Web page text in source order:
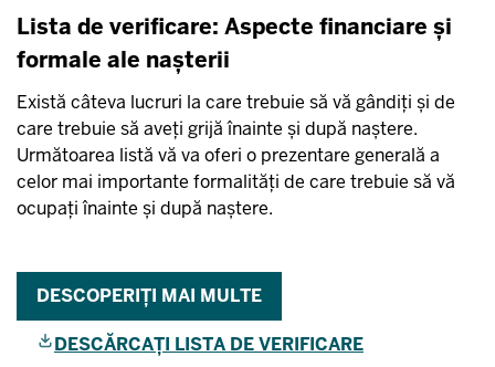
Lista de verificare: Aspecte financiare și
formale ale nașterii
Există câteva lucruri la care trebuie să vă gândiți și de
care trebuie să aveți grijă înainte și după naștere.
Următoarea listă vă va oferi o prezentare generală a
celor mai importante formalități de care trebuie să vă
ocupați înainte și după naștere.
DESCOPERIȚI MAI MULTE
DESCĂRCAȚI LISTA DE VERIFICARE